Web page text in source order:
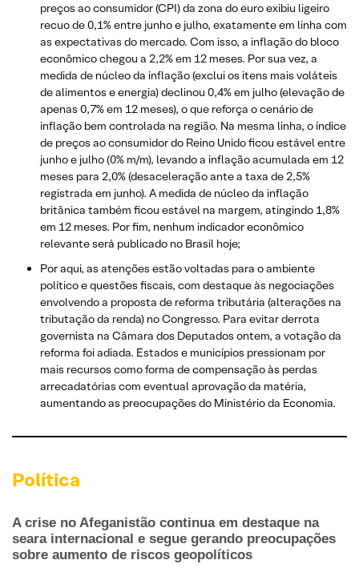
preços ao consumidor (CPI) da zona do euro exibiu ligeiro
recuo de 0,1% entre junho e julho, exatamente em linha com
as expectativas do mercado. Com isso, a inflação do bloco
econômico chegou a 2,2% em 12 meses. Por sua vez, a
medida de núcleo da inflação (exclui os itens mais voláteis
de alimentos e energia) declinou 0,4% em julho (elevação de
apenas 0,7% em 12 meses), o que reforça o cenário de
inflação bem controlada na região. Na mesma linha, o índice
de preços ao consumidor do Reino Unido ficou estável entre
junho e julho (0% m/m), levando a inflação acumulada em 12
meses para 2,0% (desaceleração ante a taxa de 2,5%
registrada em junho). A medida de núcleo da inflação
britânica também ficou estável na margem, atingindo 1,8%
em 12 meses. Por fim, nenhum indicador econômico
relevante será publicado no Brasil hoje;
Por aqui, as atenções estão voltadas para o ambiente
político e questões fiscais, com destaque às negociações
envolvendo a proposta de reforma tributária (alterações na
tributação da renda) no Congresso. Para evitar derrota
governista na Câmara dos Deputados ontem, a votação da
reforma foi adiada. Estados e municípios pressionam por
mais recursos como forma de compensação às perdas
arrecadatórias com eventual aprovação da matéria,
aumentando as preocupações do Ministério da Economia.
Política
A crise no Afeganistão continua em destaque na
seara internacional e segue gerando preocupações
sobre aumento de riscos geopolíticos